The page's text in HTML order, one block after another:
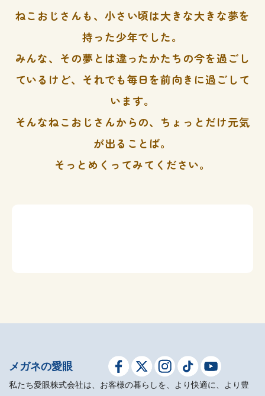
ねこおじさんも、小さい頃は大きな大きな夢を
持った少年でした。
みんな、その夢とは違ったかたちの今を過ごし
ているけど、それでも毎日を前向きに過ごして
います。
そんなねこおじさんからの、ちょっとだけ元気
が出ることば。
そっとめくってみてください。
メガネの愛眼
私たち愛眼株式会社は、お客様の暮らしを、より快適に、より豊